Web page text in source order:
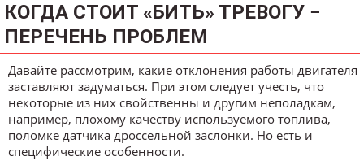
КОГДА СТОИТ «БИТЬ» ТРЕВОГУ −
ПЕРЕЧЕНЬ ПРОБЛЕМ
Давайте рассмотрим, какие отклонения работы двигателя
заставляют задуматься. При этом следует учесть, что
некоторые из них свойственны и другим неполадкам,
например, плохому качеству используемого топлива,
поломке датчика дроссельной заслонки. Но есть и
специфические особенности.